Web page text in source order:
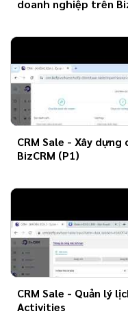
doanh nghiệp trên
CRM Sale - Xây
BizCRM (P1)
CRM Sale - Quản lý
Activities